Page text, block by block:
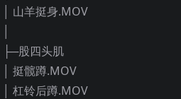
│ │ 山羊挺身.MOV
│ ├─股四头肌
│ │ 挺髋蹲.MOV
│ │ 杠铃后蹲.MOV